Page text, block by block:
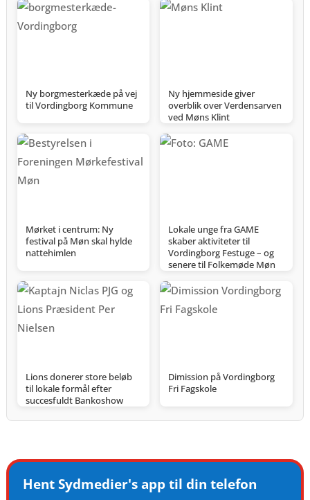
Ny borgmesterkæde på vej
til Vordingborg Kommune
Ny hjemmeside giver
overblik over Verdensarven
ved Møns Klint
Mørket i centrum: Ny
festival på Møn skal hylde
nattehimlen
Lokale unge fra GAME
skaber aktiviteter til
Vordingborg Festuge – og
senere til Folkemøde Møn
Lions donerer store beløb
til lokale formål efter
succesfuldt Bankoshow
Dimission på Vordingborg
Fri Fagskole
Hent Sydmedier's app til din telefon